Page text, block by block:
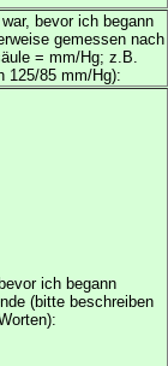
bevor ich begann
gemessen nach
= mm/Hg; z.B.
125/85 mm/Hg):
ich begann
(bitte beschreiben